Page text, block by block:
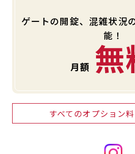
ゲートの開錠、混雑状況
能！
無
すべてのオプション